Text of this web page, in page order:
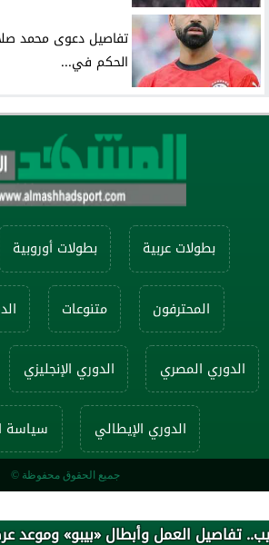
العمل وأبطال «بيبو» وموعد عرضه
تفاصيل دعوى محمد
الحكم في...
بطولات عربية بطولات أوروبية
المحترفون متنوعات
الدوري المصري الدوري الإنجليزي
الدوري الإيطالي سياسة
جميع الحقوق محفوظة ©